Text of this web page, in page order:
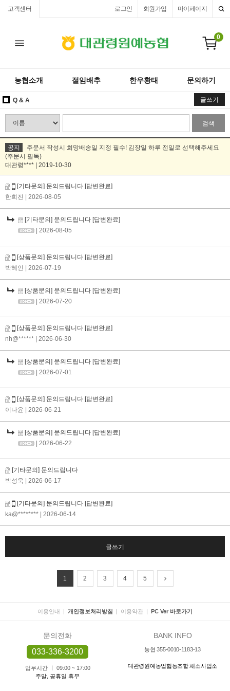
고객센터 마이페이지
회원가입
로그인
0
농협소개 절임배추 한우황태 문의하기
Q & A 글쓰기
검색
공지
주문서 작성시 희망배송일 지정 필수! 김장일 하루 전일로 선택해주세요
(주문시 필독)
대관령**** | 2019-10-30
[기타문의] 문의드립니다 [답변완료]
한희진
| 2026-08-05
[기타문의] 문의드립니다 [답변완료]
| 2026-08-05
[상품문의] 문의드립니다 [답변완료]
박혜인
| 2026-07-19
[상품문의] 문의드립니다 [답변완료]
| 2026-07-20
[상품문의] 문의드립니다 [답변완료]
nh@******
| 2026-06-30
[상품문의] 문의드립니다 [답변완료]
| 2026-07-01
[상품문의] 문의드립니다 [답변완료]
이나윤
| 2026-06-21
[상품문의] 문의드립니다 [답변완료]
| 2026-06-22
[기타문의] 문의드립니다
박성욱
| 2026-06-17
[기타문의] 문의드립니다 [답변완료]
ka@********
| 2026-06-14
글쓰기
1 2 3 4 5
이용안내 | 개인정보처리방침 | 이용약관 | PC Ver 바로가기
문의전화
033-336-3200
업무시간 ㅣ 09:00 ~ 17:00
주말, 공휴일 휴무
BANK INFO
농협 355-0010-1183-13
대관령원예농업협동조합 채소사업소